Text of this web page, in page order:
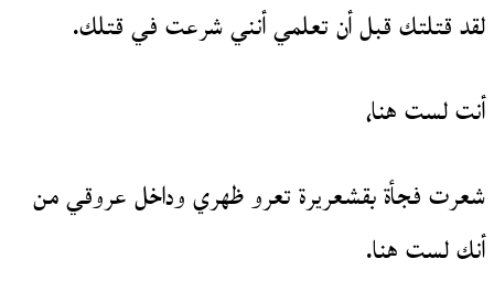
لقد قتلتك قبل أن تعلمي أنني شرعت في قتلك.
أنت لست هنا،
شعرت فجأة بقشعريرة تعرو ظهري وداخل عروقي من
أنك لست هنا.